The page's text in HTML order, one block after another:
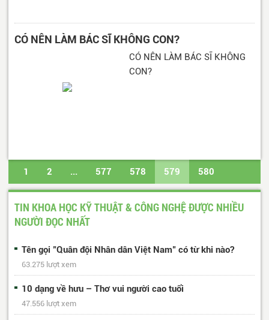
CÓ NÊN LÀM BÁC SĨ KHÔNG CON?
CÓ NÊN LÀM BÁC SĨ KHÔNG
CON?
1 2 ... 577 578 579 580
581 ... 617 618 Trang cuối
TIN KHOA HỌC KỸ THUẬT & CÔNG NGHỆ ĐƯỢC NHIỀU
NGƯỜI ĐỌC NHẤT
Tên gọi "Quân đội Nhân dân Việt Nam" có từ khi nào?
63.275 lượt xem
10 dạng về hưu – Thơ vui người cao tuổi
47.556 lượt xem